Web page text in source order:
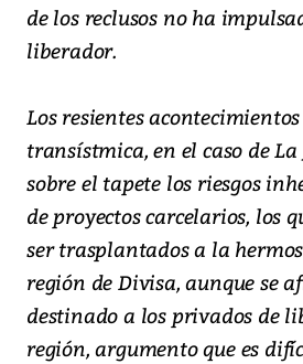
de los reclusos no ha
liberador.
Los resientes
transístmica, en el caso de La
sobre el tapete los riesgos
de proyectos carcelarios, los
ser trasplantados a la
región de Divisa, aunque se
destinado a los privados de
región, argumento que es